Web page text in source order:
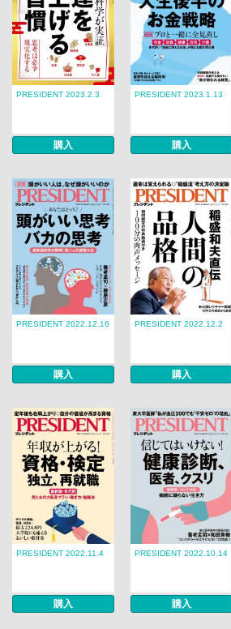
PRESIDENT 2023.2.3
購入
PRESIDENT 2023.1.13
購入
PRESIDENT 2022.12.16
購入
PRESIDENT 2022.12.2
購入
PRESIDENT 2022.11.4
購入
PRESIDENT 2022.10.14
購入